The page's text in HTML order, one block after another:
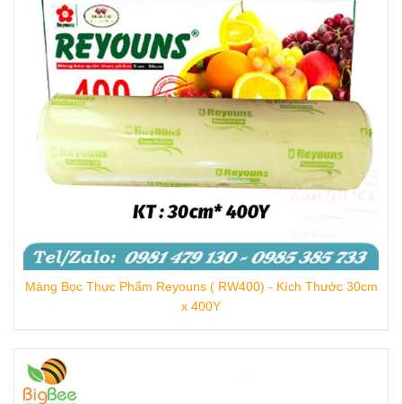
Màng Bọc Thực Phẩm Reyouns ( RW400) - Kích Thước 30cm
x 400Y